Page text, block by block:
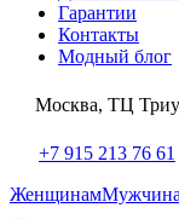
Гарантии
Контакты
Модный блог
Москва, ТЦ
+7 915 213 76 61
Женщинам